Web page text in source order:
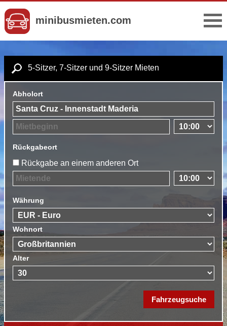
minibusmieten.com
5-Sitzer, 7-Sitzer und 9-Sitzer Mieten
Abholort
Rückgabeort
Rückgabe an einem anderen Ort
Währung
Wohnort
Alter